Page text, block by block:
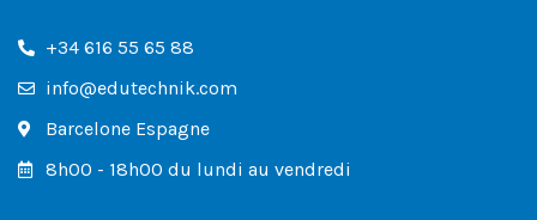
+34 616 55 65 88
info@edutechnik.com
Barcelone Espagne
8h00 - 18h00 du lundi au vendredi